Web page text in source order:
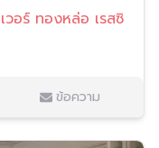
อร์ ทองหล่อ เรสซิ
ข้อความ